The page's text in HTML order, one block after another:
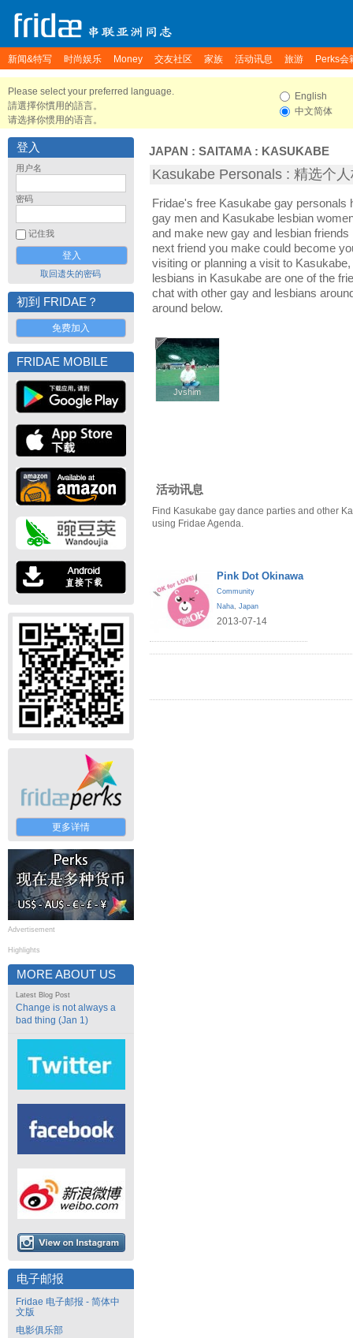
新闻&特写 时尚娱乐 Money 交友社区 家族 活动讯息 旅游 Perks会
Please select your preferred language.
請選擇你慣用的語言。
请选择你惯用的语言。
English
中文简体
登入
用户名
密码
记住我
取回遗失的密码
初到 FRIDAE？
免费加入
FRIDAE MOBILE
更多详情
Advertisement
Highlights
MORE ABOUT US
Latest Blog Post
Change is not always a
bad thing (Jan 1)
电子邮报
Fridae 电子邮报 - 简体中
文版
电影俱乐部
JAPAN : SAITAMA : KASUKABE
Kasukabe Personals : 精选个
Fridae's free Kasukabe gay personals
gay men and Kasukabe lesbian
and make new gay and lesbian
next friend you make could become
visiting or planning a visit to
lesbians in Kasukabe are one of the
chat with other gay and lesbians
around below.
Jvshim
Jvshim
活动讯息
Find Kasukabe gay dance parties and other
using Fridae Agenda.
Pink Dot Okinawa
Community
Naha, Japan
2013-07-14